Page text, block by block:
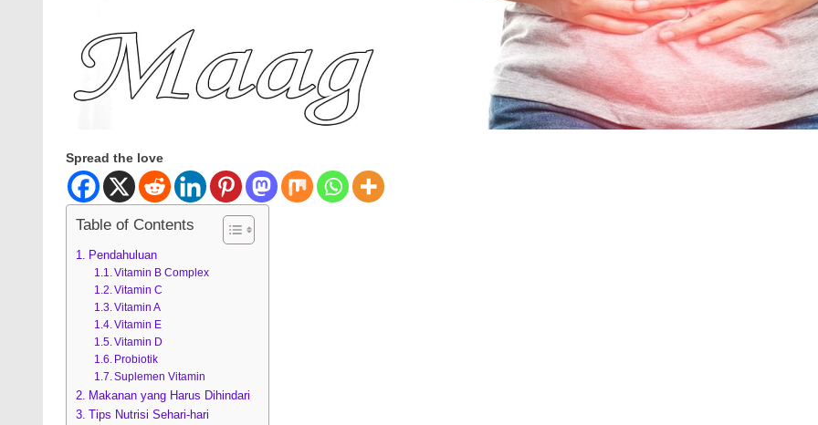
Spread the love
Table of Contents
Pendahuluan
Vitamin B Complex
Vitamin C
Vitamin A
Vitamin E
Vitamin D
Probiotik
Suplemen Vitamin
Makanan yang Harus Dihindari
Tips Nutrisi Sehari-hari